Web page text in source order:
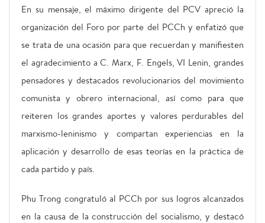
En su mensaje, el máximo dirigente del PCV apreció la
organización del Foro por parte del PCCh y enfatizó que
se trata de una ocasión para que recuerdan y manifiesten
el agradecimiento a C. Marx, F. Engels, VI Lenin, grandes
pensadores y destacados revolucionarios del movimiento
comunista y obrero internacional, así como para que
reiteren los grandes aportes y valores perdurables del
marxismo-leninismo y compartan experiencias en la
aplicación y desarrollo de esas teorías en la práctica de
cada partido y país.
Phu Trong congratuló al PCCh por sus logros alcanzados
en la causa de la construcción del socialismo, y destacó